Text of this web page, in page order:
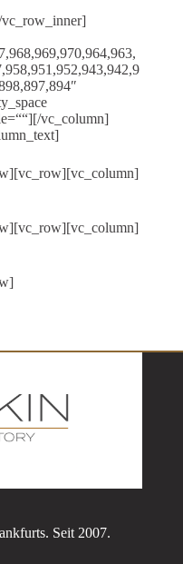
vc_column]
Seit 2007.